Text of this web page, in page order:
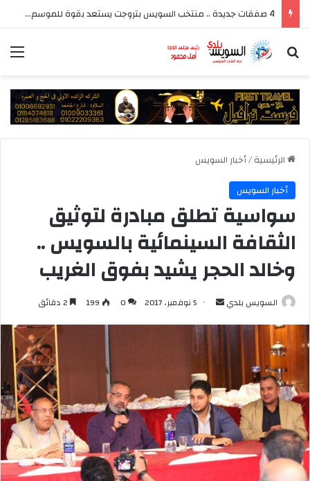
4 صفقات جديدة .. منتخب السويس بتروجت يستعد بقوة للموسم الجديد بقيادة سيد عيد
بحث عن
الرئيسية/أخبار السويس
أخبار السويس
سواسية تطلق مبادرة لتوثيق
الثقافة السينمائية بالسويس ..
وخالد الحجر يشيد بفوق الغريب
السويس بلدي
أرسل
إلكترونيا
5 نوفمبر، 2017 0
199